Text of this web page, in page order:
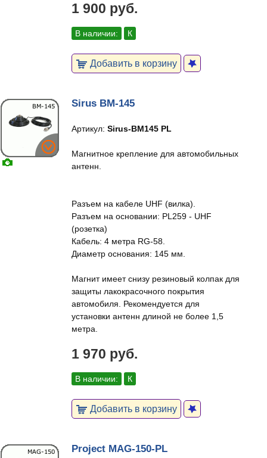
1 900 руб.
В наличии: К
Добавить в корзину
Sirus BM-145
Артикул: Sirus-BM145 PL
Магнитное крепление для автомобильных
антенн.
Разъем на кабеле UHF (вилка).
Разъем на основании: PL259 - UHF
(розетка)
Кабель: 4 метра RG-58.
Диаметр основания: 145 мм.
Магнит имеет снизу резиновый колпак для
защиты лакокрасочного покрытия
автомобиля. Рекомендуется для
установки антенн длиной не более 1,5
метра.
1 970 руб.
В наличии: К
Добавить в корзину
Project MAG-150-PL